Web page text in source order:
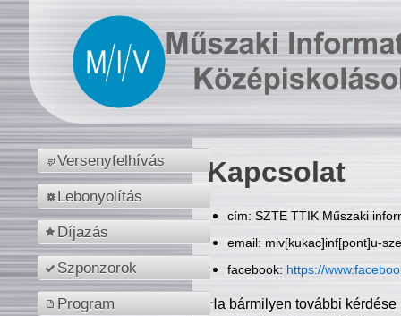
Versenyfelhívás
Lebonyolítás
Díjazás
Szponzorok
Program
Kapcsolat
cím: SZTE TTIK Műszaki
email: miv[kukac]inf[pont]u-
facebook: https://
Ha bármilyen további